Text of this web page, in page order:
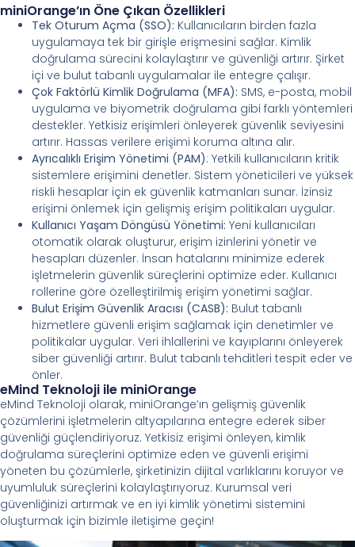
miniOrange’ın Öne Çıkan Özellikleri
Tek Oturum Açma (SSO): Kullanıcıların birden fazla
uygulamaya tek bir girişle erişmesini sağlar. Kimlik
doğrulama sürecini kolaylaştırır ve güvenliği artırır. Şirket
içi ve bulut tabanlı uygulamalar ile entegre çalışır.
Çok Faktörlü Kimlik Doğrulama (MFA): SMS, e-posta, mobil
uygulama ve biyometrik doğrulama gibi farklı yöntemleri
destekler. Yetkisiz erişimleri önleyerek güvenlik seviyesini
artırır. Hassas verilere erişimi koruma altına alır.
Ayrıcalıklı Erişim Yönetimi (PAM): Yetkili kullanıcıların kritik
sistemlere erişimini denetler. Sistem yöneticileri ve yüksek
riskli hesaplar için ek güvenlik katmanları sunar. İzinsiz
erişimi önlemek için gelişmiş erişim politikaları uygular.
Kullanıcı Yaşam Döngüsü Yönetimi: Yeni kullanıcıları
otomatik olarak oluşturur, erişim izinlerini yönetir ve
hesapları düzenler. İnsan hatalarını minimize ederek
işletmelerin güvenlik süreçlerini optimize eder. Kullanıcı
rollerine göre özelleştirilmiş erişim yönetimi sağlar.
Bulut Erişim Güvenlik Aracısı (CASB): Bulut tabanlı
hizmetlere güvenli erişim sağlamak için denetimler ve
politikalar uygular. Veri ihlallerini ve kayıplarını önleyerek
siber güvenliği artırır. Bulut tabanlı tehditleri tespit eder ve
önler.
eMind Teknoloji ile miniOrange
eMind Teknoloji olarak, miniOrange’ın gelişmiş güvenlik
çözümlerini işletmelerin altyapılarına entegre ederek siber
güvenliği güçlendiriyoruz. Yetkisiz erişimi önleyen, kimlik
doğrulama süreçlerini optimize eden ve güvenli erişimi
yöneten bu çözümlerle, şirketinizin dijital varlıklarını koruyor ve
uyumluluk süreçlerini kolaylaştırıyoruz. Kurumsal veri
güvenliğinizi artırmak ve en iyi kimlik yönetimi sistemini
oluşturmak için bizimle iletişime geçin!